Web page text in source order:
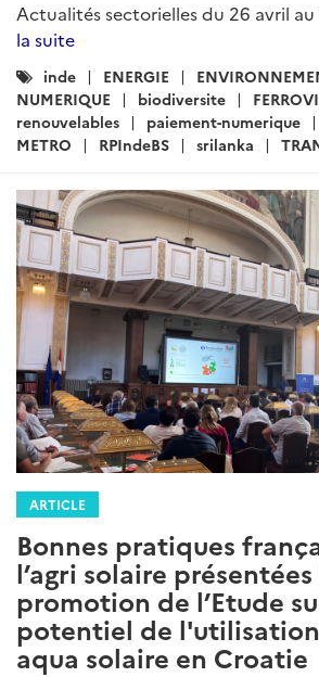
Actualités sectorielles du 26 avril au
la suite
Catégories
:
inde ENERGIE
NUMERIQUE
biodiversite
renouvelables
paiement-numerique
METRO
RPIndeBS srilanka
ARTICLE
Bonnes pratiques
l’agri solaire
promotion de l’Etude
potentiel de
aqua solaire en Croatie